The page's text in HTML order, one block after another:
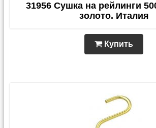
31956 Сушка на рейлинги
золото. Италия
Купить